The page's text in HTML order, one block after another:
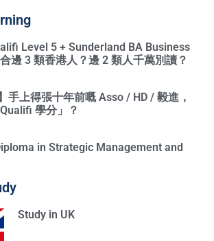
Level 5 + Sunderland BA Business
邊 3 類香港人？邊 2 類人千萬別讀？
手上得張十年前嘅 Asso / HD / 毅進，
學分」？
in Strategic Management and
Study in UK